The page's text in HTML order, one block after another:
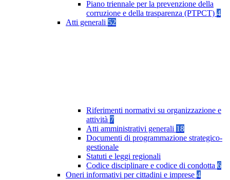
Piano triennale per la prevenzione della
corruzione e della trasparenza (PTPCT) 4
Atti generali 52
Riferimenti normativi su organizzazione e
attività 7
Atti amministrativi generali 18
Documenti di programmazione strategico-
gestionale
Statuti e leggi regionali
Codice disciplinare e codice di condotta 6
Oneri informativi per cittadini e imprese 4